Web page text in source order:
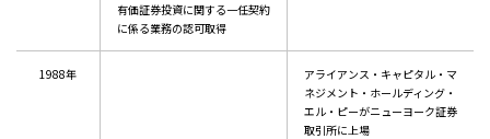
有価証券投資に関する一任契約
に係る業務の認可取得
1988年
アライアンス・キャピタル・マ
ネジメント・ホールディング・
エル・ピーがニューヨーク証券
取引所に上場